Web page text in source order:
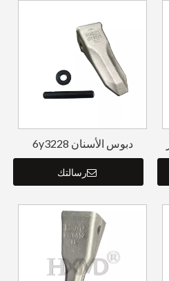
دبوس الأسنان 6y3228
والمثبت 8e6259 لأسنان
الجرافة 6Y3222رسالتك